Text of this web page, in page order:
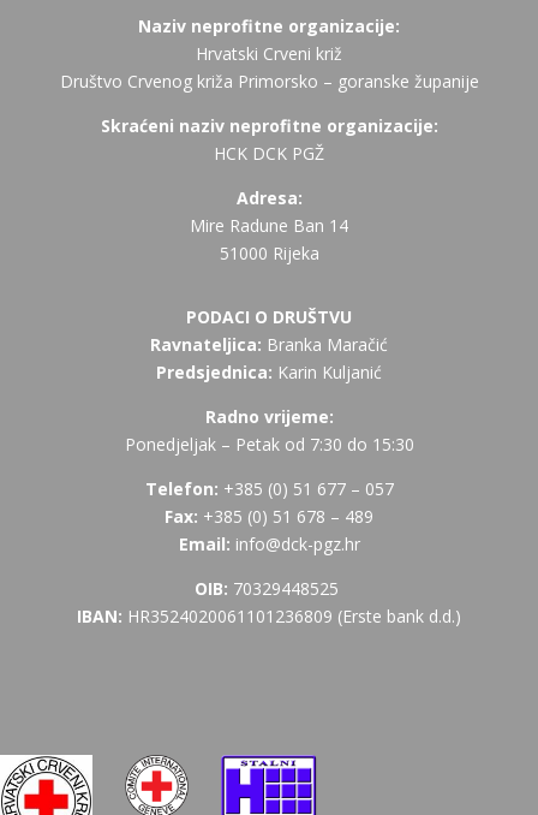
Naziv neprofitne organizacije:
Hrvatski Crveni križ
Društvo Crvenog križa Primorsko – goranske županije
Skraćeni naziv neprofitne organizacije:
HCK DCK PGŽ
Adresa:
Mire Radune Ban 14
51000 Rijeka
PODACI O DRUŠTVU
Ravnateljica: Branka Maračić
Predsjednica: Karin Kuljanić
Radno vrijeme:
Ponedjeljak – Petak od 7:30 do 15:30
Telefon: +385 (0) 51 677 – 057
Fax: +385 (0) 51 678 – 489
Email: info@dck-pgz.hr
OIB: 70329448525
IBAN: HR3524020061101236809 (Erste bank d.d.)